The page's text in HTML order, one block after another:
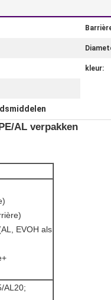
kleur:
AL verpakken
EVOH als
AL20;